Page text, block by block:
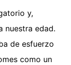
y,
nuestra edad.
de esfuerzo
como un